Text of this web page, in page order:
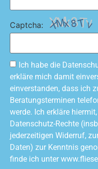
Captcha:
Ich habe die
erkläre mich damit
einverstanden, dass ich
Beratungsterminen
werde. Ich erkläre
Datenschutz-Rechte
jederzeitigen Widerruf,
Daten) zur Kenntnis
finde ich unter